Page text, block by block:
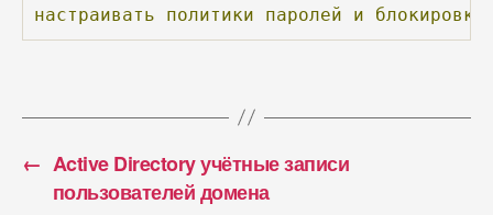
настраивать
политики паролей и блокировки
← Active Directory учётные записи
пользователей домена